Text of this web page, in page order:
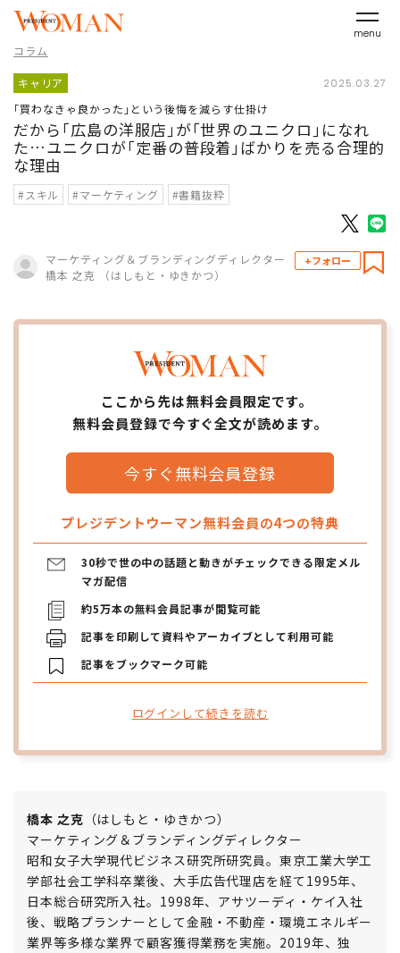
menu
コラム
キャリア 2025.03.27
｢買わなきゃ良かった｣という後悔を減らす仕掛け
だから｢広島の洋服店｣が｢世界のユニクロ｣になれ
た…ユニクロが｢定番の普段着｣ばかりを売る合理的
な理由
#スキル #マーケティング #書籍抜粋
マーケティング＆ブランディングディレクター
橋本 之克 （はしもと・ゆきかつ）
+フォロー
ここから先は無料会員限定です。
無料会員登録で今すぐ全文が読めます。
今すぐ無料会員登録
プレジデントウーマン無料会員の4つの特典
30秒で世の中の話題と動きがチェックできる限定メル
マガ配信
約5万本の無料会員記事が閲覧可能
記事を印刷して資料やアーカイブとして利用可能
記事をブックマーク可能
ログインして続きを読む
橋本 之克 （はしもと・ゆきかつ）
マーケティング＆ブランディングディレクター
昭和女子大学現代ビジネス研究所研究員。東京工業大学工
学部社会工学科卒業後、大手広告代理店を経て1995年、
日本総合研究所入社。1998年、アサツーディ・ケイ入社
後、戦略プランナーとして金融・不動産・環境エネルギー
業界等多様な業界で顧客獲得業務を実施。2019年、独